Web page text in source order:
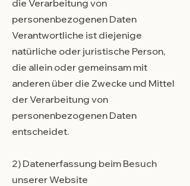
die Verarbeitung von
personenbezogenen Daten
Verantwortliche ist diejenige
natürliche oder juristische Person,
die allein oder gemeinsam mit
anderen über die Zwecke und Mittel
der Verarbeitung von
personenbezogenen Daten
entscheidet.
2) Datenerfassung beim Besuch
unserer Website